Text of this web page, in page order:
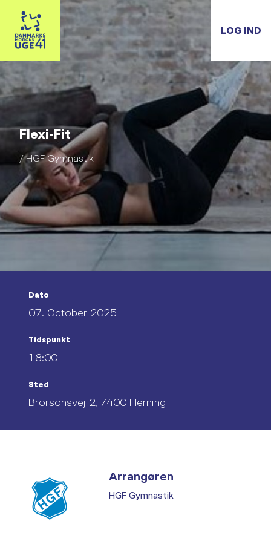
LOG IND
Flexi-Fit
/ HGF Gymnastik
Dato
07. October 2025
Tidspunkt
18:00
Sted
Brorsonsvej 2, 7400 Herning
Arrangøren
HGF Gymnastik